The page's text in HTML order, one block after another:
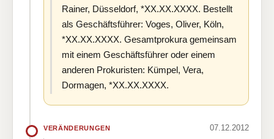
Rainer, Düsseldorf, *XX.XX.XXXX. Bestellt
als Geschäftsführer: Voges, Oliver, Köln,
*XX.XX.XXXX. Gesamtprokura gemeinsam
mit einem Geschäftsführer oder einem
anderen Prokuristen: Kümpel, Vera,
Dormagen, *XX.XX.XXXX.
VERÄNDERUNGEN 07.12.2012